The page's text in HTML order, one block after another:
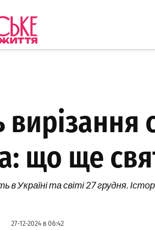
В
вирізання
що ще
Україні та світі 27 грудня.
27-12-2024 в 06:42